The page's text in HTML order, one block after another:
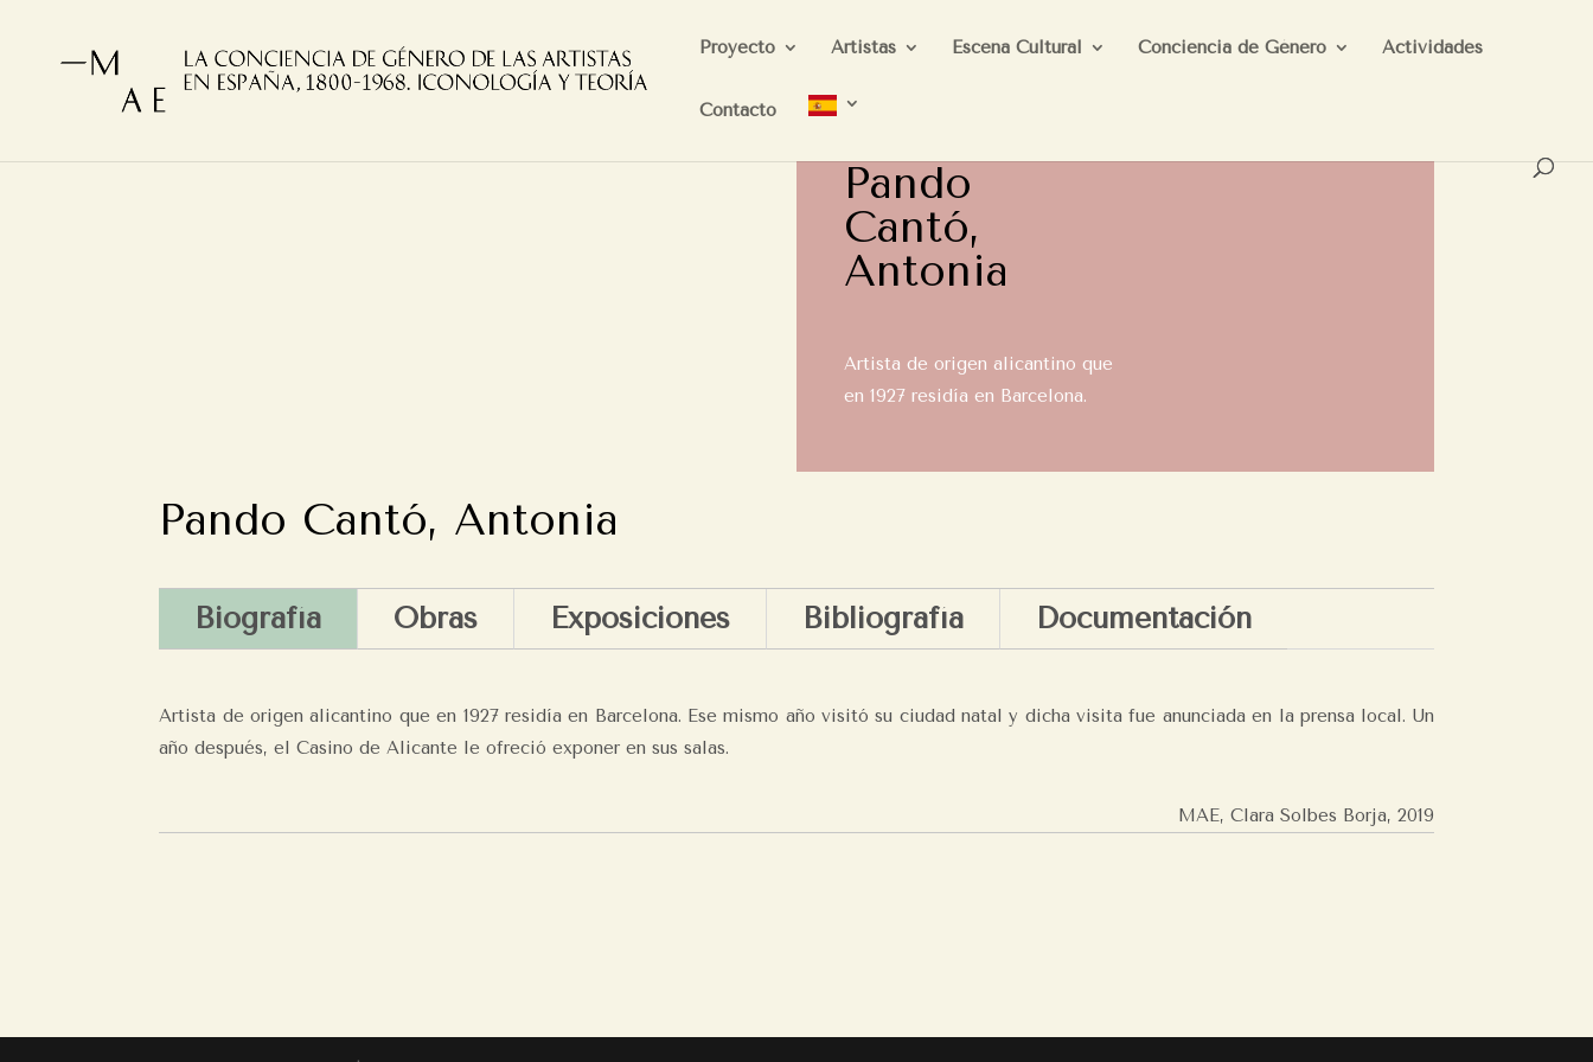
Proyecto Artistas Escena Cultural Conciencia de Género Actividades
Contacto
Pando
Cantó,
Antonia
Artista de origen alicantino que
en 1927 residía en Barcelona.
Pando Cantó, Antonia
Biografía Obras Exposiciones Bibliografía Documentación
Artista de origen alicantino que en 1927 residía en Barcelona. Ese mismo año visitó su ciudad natal y dicha visita fue anunciada en la prensa local. Un
año después, el Casino de Alicante le ofreció exponer en sus salas.
MAE, Clara Solbes Borja, 2019